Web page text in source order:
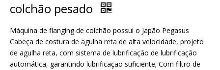
colchão pesado
Máquina de flanging de colchão possui o Japão Pegasus
Cabeça de costura de agulha reta de alta velocidade, projeto
de agulha reta, com sistema de lubrificação de lubrificação
automática, garantindo lubrificação suficiente; Com filtro de